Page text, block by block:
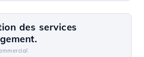
des services